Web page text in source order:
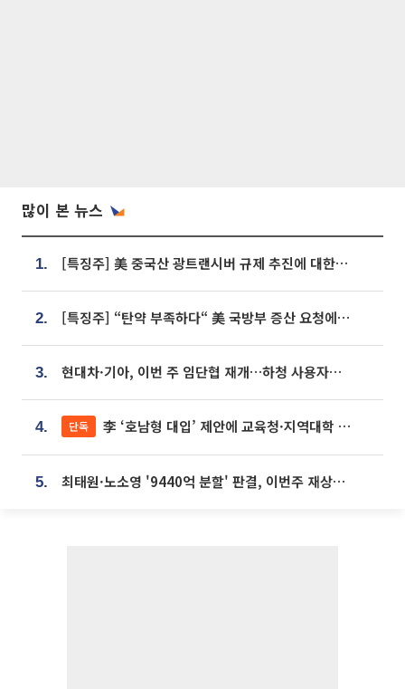
많이 본 뉴스
1. [특징주] 美 중국산 광트랜시버 규제 추진에 대한광통신 등 광통신株 강세
2. [특징주] “탄약 부족하다“ 美 국방부 증산 요청에⋯국내 방산주 급등세
3. 현대차·기아, 이번 주 임단협 재개…하청 사용자성 재심도 ‘변수’
4. 단독 李 ‘호남형 대입’ 제안에 교육청·지역대학 서·논술형 입시 연계 '착수'
5. 최태원·노소영 '9440억 분할' 판결, 이번주 재상고 여부 주목